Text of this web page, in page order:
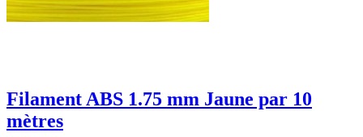
Filament ABS 1.75 mm Jaune par 10
mètres